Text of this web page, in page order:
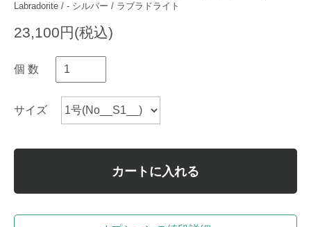
Labradorite / - シルバー / ラブラドライト
23,100円(税込)
個 数
サイズ
カートに入れる